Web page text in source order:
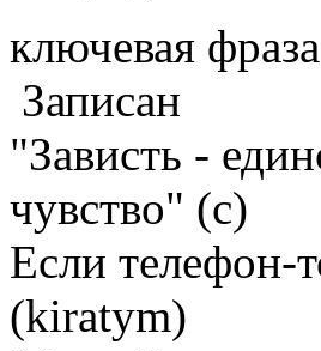
ключевая
Записан
"Зависть -
чувство" (с)
Если телефон-
(kiratym)